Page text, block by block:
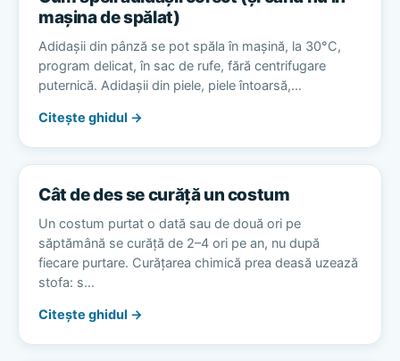
mașina de spălat)
Adidașii din pânză se pot spăla în mașină, la 30°C,
program delicat, în sac de rufe, fără centrifugare
puternică. Adidașii din piele, piele întoarsă,…
Citește ghidul →
Cât de des se curăță un costum
Un costum purtat o dată sau de două ori pe
săptămână se curăță de 2–4 ori pe an, nu după
fiecare purtare. Curățarea chimică prea deasă uzează
stofa: s…
Citește ghidul →